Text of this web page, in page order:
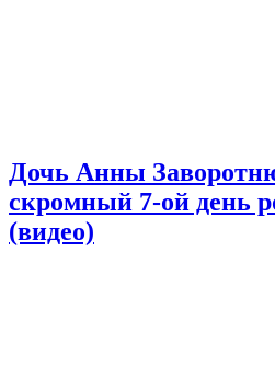
Дочь Анны
скромный 7-ой день
(видео)